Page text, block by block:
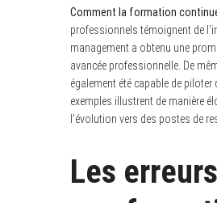
Comment la formation
professionnels témoignent de
management a obtenu une
avancée professionnelle. De
également été capable de
exemples illustrent de manière
l’évolution vers des postes de
Les